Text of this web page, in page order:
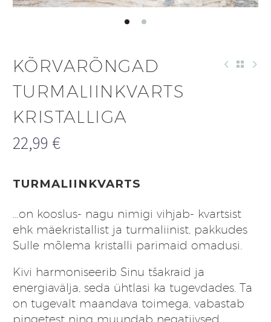
KÕRVARÕNGAD
TURMALIINKVARTS
KRISTALLIGA
22,99 €
TURMALIINKVARTS
…on kooslus- nagu nimigi vihjab- kvartsist
ehk mäekristallist ja turmaliinist, pakkudes
Sulle mõlema kristalli parimaid omadusi.
Kivi harmoniseerib Sinu tšakraid ja
energiavälja, seda ühtlasi ka tugevdades. Ta
on tugevalt maandava toimega, vabastab
pingetest ning muundab negatiivsed